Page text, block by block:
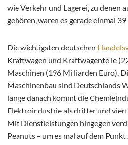
wie Verkehr und Lagerei, zu denen
gehören, waren es gerade einmal 39
Die wichtigsten deutschen
Kraftwagen und Kraftwagenteile
Maschinen (196 Milliarden Euro).
Maschinenbau sind Deutschlands
lange danach kommt die
Elektroindustrie als dritter und
Mit Dienstleistungen hingegen
Peanuts – um es mal auf dem Punkt